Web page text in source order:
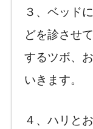
３、ベッド
どを診させ
するツボ、
いきます。
４、ハリと